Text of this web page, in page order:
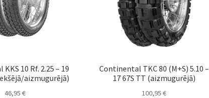
10 Rf. 2.25 – 19
aizmugurējā)
46,95€
Continental TKC 80 (M+S) 5.10 –
17 67S TT (aizmugurējā)
100,95€